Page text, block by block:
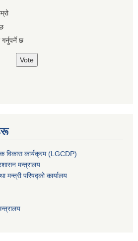
छ
विकास कार्यक्रम (LGCDP)
मन्त्रालय
मन्त्री परिषद्को कार्यालय